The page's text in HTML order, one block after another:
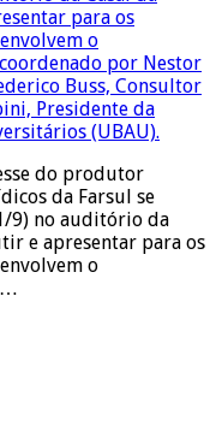
do produtor
da Farsul se
9) no auditório da
e apresentar para os
o
…